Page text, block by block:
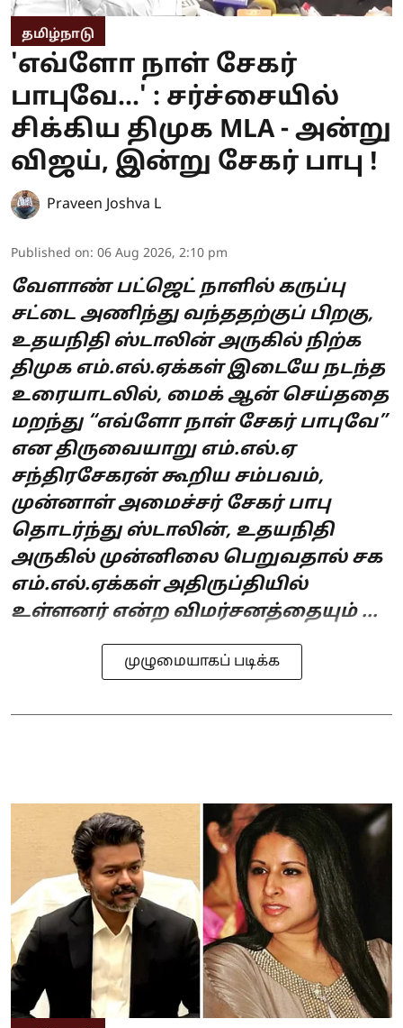
தமிழ்நாடு
'எவ்ளோ நாள் சேகர்
பாபுவே...' : சர்ச்சையில்
சிக்கிய திமுக MLA - அன்று
விஜய், இன்று சேகர் பாபு !
Praveen Joshva L
Published on: 06 Aug 2026, 2:10 pm
வேளாண் பட்ஜெட் நாளில் கருப்பு
சட்டை அணிந்து வந்ததற்குப் பிறகு,
உதயநிதி ஸ்டாலின் அருகில் நிற்க
திமுக எம்.எல்.ஏக்கள் இடையே நடந்த
உரையாடலில், மைக் ஆன் செய்ததை
மறந்து “எவ்ளோ நாள் சேகர் பாபுவே”
என திருவையாறு எம்.எல்.ஏ
சந்திரசேகரன் கூறிய சம்பவம்,
முன்னாள் அமைச்சர் சேகர் பாபு
தொடர்ந்து ஸ்டாலின், உதயநிதி
அருகில் முன்னிலை பெறுவதால் சக
எம்.எல்.ஏக்கள் அதிருப்தியில்
உள்ளனர் என்ற விமர்சனத்தையும் ...
முழுமையாகப் படிக்க